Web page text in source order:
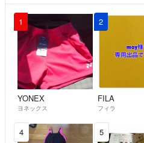
1
YONEX
ヨネックス
2
FILA
フィラ
4 5